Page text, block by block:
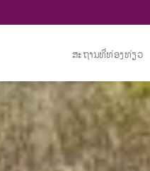
ສະຖານທີ່ທ່ອງທ່ຽວ